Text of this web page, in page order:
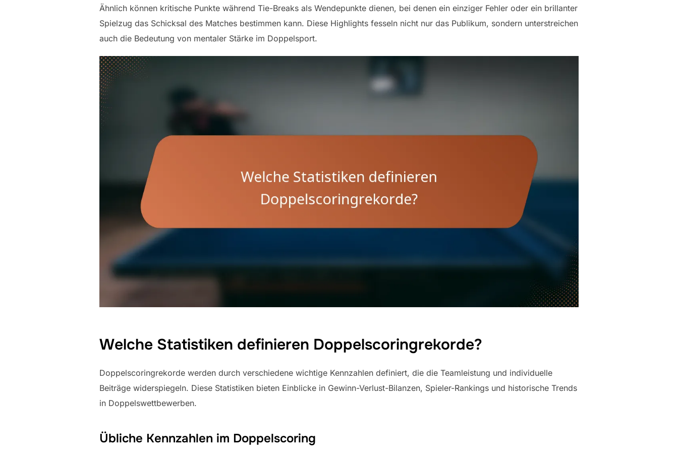
Ähnlich können kritische Punkte während Tie-Breaks als Wendepunkte dienen, bei denen ein einziger Fehler oder ein brillanter
Spielzug das Schicksal des Matches bestimmen kann. Diese Highlights fesseln nicht nur das Publikum, sondern unterstreichen
auch die Bedeutung von mentaler Stärke im Doppelsport.
Welche Statistiken definieren Doppelscoringrekorde?
Doppelscoringrekorde werden durch verschiedene wichtige Kennzahlen definiert, die die Teamleistung und individuelle
Beiträge widerspiegeln. Diese Statistiken bieten Einblicke in Gewinn-Verlust-Bilanzen, Spieler-Rankings und historische Trends
in Doppelswettbewerben.
Übliche Kennzahlen im Doppelscoring